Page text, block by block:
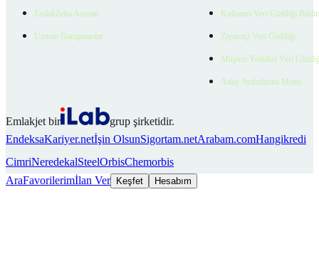
EmlakZeka Asistan
Uzman Danışmanlar
Kullanıcı Veri Gizliliği
Ziyaretçi Veri Gizliliği
Müşteri Yetkilisi Veri
Aday Aydınlatma Metni
Emlakjet bir
grup şirketidir.
EndeksaKariyer.netİşin OlsunSigortam.netArabam.comHangikredi
CimriNeredekalSteelOrbisChemorbis
AraFavorilerimİlan Ver Keşfet Hesabım